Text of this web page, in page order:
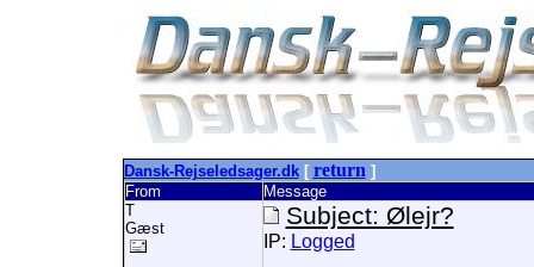
Dansk-Rejseledsager.dk[ return ]
From
Message
T
Gæst
Subject: Ølejr?
IP: Logged